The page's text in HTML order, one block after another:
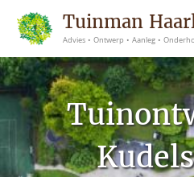
Tuinman
Advies • Ontwerp • Aanleg •